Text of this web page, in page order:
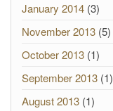
January 2014 (3)
November 2013 (5)
October 2013 (1)
September 2013 (1)
August 2013 (1)